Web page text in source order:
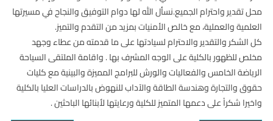
محل تقدير واحترام الجميع.نسأل الله لها دوام التوفيق والنجاح في مسيرتها
العلمية والعملية، مع خالص الأمنيات بمزيد من التقدم والتميز.
كل الشكر والتقدير والاحترام لسيادتها على ما قدمته من عطاء وجهد
مخلص للظهور بالكلية على الوجه المشرف بها . واقامة الملتقى السياحة
الرياضة الخامس والفعاليات والورش للبرامج المميزة والبينية مع كليات
حقوق والتجارة وهندسة الطاقة والآداب للنهوض بالدراسات العليا بالكلية
واخيرا شكراً على دعمها المتميز للكلية ورعايتها لأبنائها الباحثين .